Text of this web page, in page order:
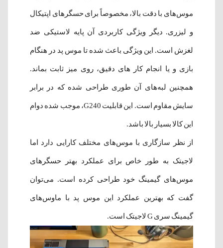
موس‌های با دقت بالا، مخصوصاً برای حسگرهای اپتیکال
و لیزری. دیگر ویژگی کاربردی آن پایه لاستیکی ضد
لغزش است. این ویژگی باعث شده تا موس پد در هنگام
بازی و یا انجام کار های دقیق، روی میز ثابت بماند.
همچنین لبه‌های آن طوری طراحی شده که در برابر
سایش مقاوم است. این قابلیت G240، موجب شده دوام
این کالا بسیار بالا باشد.
از نظر سازگاری با موس‌های مختلف کارایی دارد اما
لاجیتک به طور خاص برای عملکرد بهتر حسگرهای
موس‌های گیمینگ خود طراحی کرده است. می‌توان
گفت که بهترین عملکرد این موس پد با ماوس‌های
گیمینگ سری G لاجیتک است.